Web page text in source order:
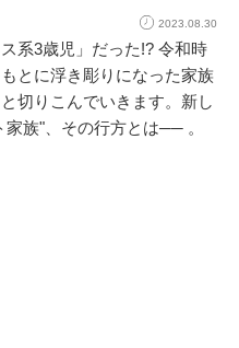
2023.08.30
系3歳児」だった!? 令和時
とに浮き彫りになった家族
切りこんでいきます。新し
族"、その行方とは── 。